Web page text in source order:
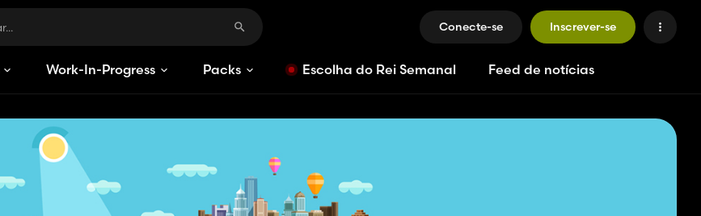
Conecte-se Inscrever-se
Work-In-Progress Packs Escolha do Rei Semanal Feed de notícias